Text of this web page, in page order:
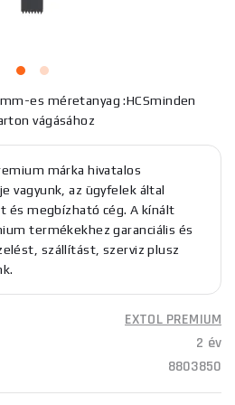
es méretanyag :HCSminden
vágásához
márka hivatalos
vagyunk, az ügyfelek által
megbízható cég. A kínált
termékekhez garanciális és
szállítást, szerviz plusz
EXTOL PREMIUM
2 év
8803850